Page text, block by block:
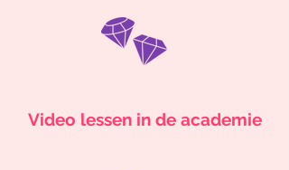
Video lessen in de academie